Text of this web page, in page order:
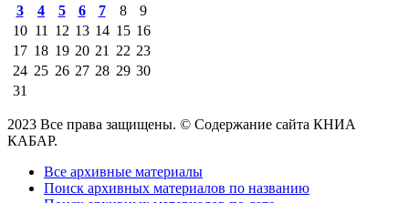
3
4 5 6 7 8
9
10 11 12 13 14 15 16
17 18 19 20 21 22 23
24 25 26 27 28 29 30
31
2023 Все права защищены. © Содержание сайта КНИА
КАБАР.
Все архивные материалы
Поиск архивных материалов по названию